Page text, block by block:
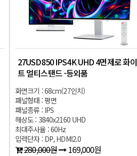
27USD850 IPS4K UHD 4면제로 화이
트 멀티스탠드 -등외품
화면크기 : 68cm(27인치)
패널형태 : 평면
패널종류 : IPS
해상도 : 3840x2160 UHD
최대주사율 : 60Hz
입력단자 : DP, HDMI2.0
280,000원 169,000원